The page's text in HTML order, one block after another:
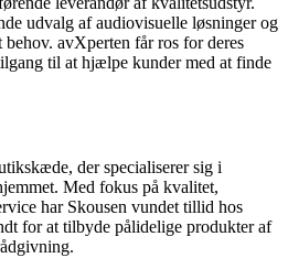
udvalg af audiovisuelle løsninger og
avXperten får ros for deres
til at hjælpe kunder med at finde
der specialiserer sig i
Med fokus på kvalitet,
har Skousen vundet tillid hos
for at tilbyde pålidelige produkter af